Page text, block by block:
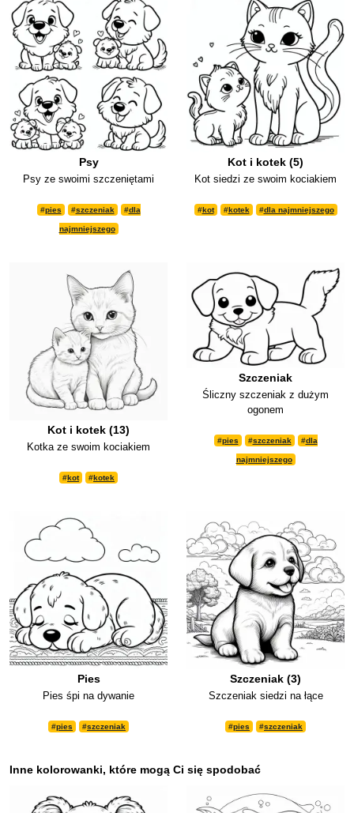
Psy
Psy ze swoimi szczeniętami
#pies #szczeniak #dla
najmniejszego
Kot i kotek (5)
Kot siedzi ze swoim kociakiem
#kot #kotek #dla najmniejszego
Kot i kotek (13)
Kotka ze swoim kociakiem
#kot #kotek
Szczeniak
Śliczny szczeniak z dużym
ogonem
#pies #szczeniak #dla
najmniejszego
Pies
Pies śpi na dywanie
#pies #szczeniak
Szczeniak (3)
Szczeniak siedzi na łące
#pies #szczeniak
Inne kolorowanki, które mogą Ci się spodobać